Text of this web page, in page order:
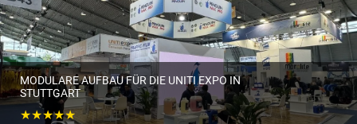
MODULARE AUFBAU FÜR DIE UNITI EXPO IN
STUTTGART
★★★★★